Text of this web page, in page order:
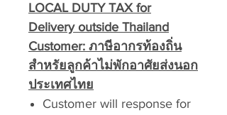
LOCAL DUTY TAX for
Delivery outside Thailand
Customer: ภาษีอากรท้องถิ่น
สำหรัยลูกค้าไม่พักอาศัยส่งนอก
ประเทศไทย
Customer will response for